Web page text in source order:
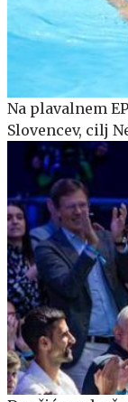
Na plavalnem
Slovencev, cilj